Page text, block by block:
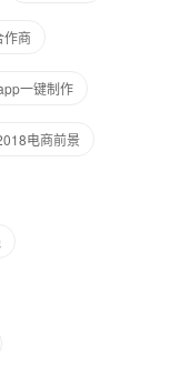
作商
一键制作
电商前景